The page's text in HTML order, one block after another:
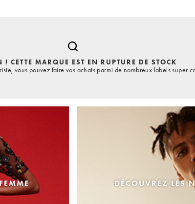
CETTE MARQUE EST EN RUPTURE DE STOCK
vous pouvez faire vos achats parmi de nombreux labels super
DÉCOUVREZ LES